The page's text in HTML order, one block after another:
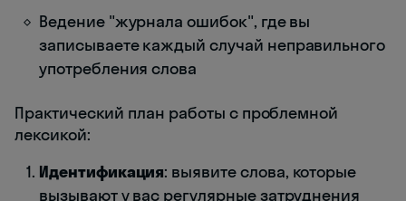
Ведение "журнала ошибок", где вы
записываете каждый случай неправильного
употребления слова
Практический план работы с проблемной
лексикой:
Идентификация: выявите слова, которые
вызывают у вас регулярные затруднения